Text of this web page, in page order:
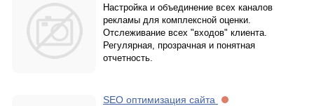
Настройка и объединение всех каналов
рекламы для комплексной оценки.
Отслеживание всех "входов" клиента.
Регулярная, прозрачная и понятная
отчетность.
SEO оптимизация сайта